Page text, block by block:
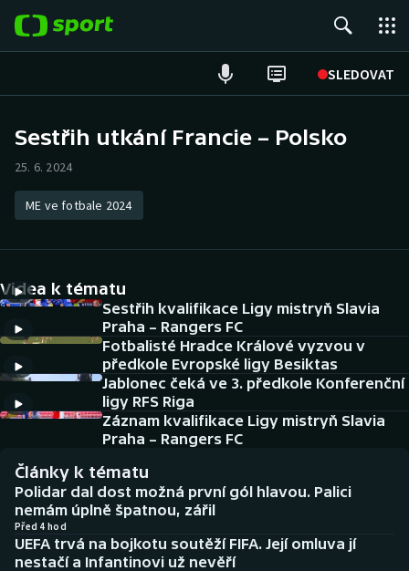
SLEDOVAT
Hokej
Tenis
Atletika
Cyklistika
DALŠÍ SPORTY
Americký fotbal
Baseball a softbal
Basketbal
Biatlon
Boby a skeleton
NEPŘEHLÉDNĚTE
Soutěže
Historické návraty
Aplikace ČT sport
AZ kvíz
Sestřih utkání Francie – Polsko
25. 6. 2024
ME ve fotbale 2024
Videa k tématu
Sestřih kvalifikace Ligy mistryň Slavia
Praha – Rangers FC
Fotbalisté Hradce Králové vyzvou v
předkole Evropské ligy Besiktas
Jablonec čeká ve 3. předkole Konferenční
ligy RFS Riga
Záznam kvalifikace Ligy mistryň Slavia
Praha – Rangers FC
Články k tématu
Polidar dal dost možná první gól hlavou. Palici
nemám úplně špatnou, zářil
Před 4 hod
UEFA trvá na bojkotu soutěží FIFA. Její omluva jí
nestačí a Infantinovi už nevěří